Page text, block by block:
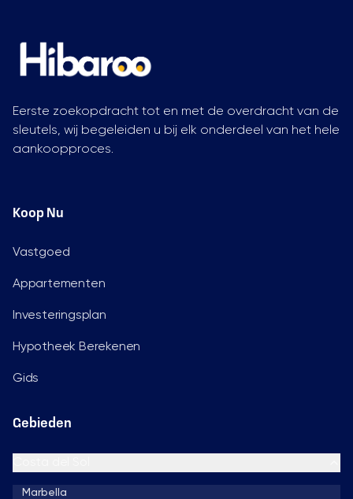
Eerste zoekopdracht tot en met de overdracht van de
sleutels, wij begeleiden u bij elk onderdeel van het hele
aankoopproces.
Koop Nu
Vastgoed
Appartementen
Investeringsplan
Hypotheek Berekenen
Gids
Gebieden
Marbella